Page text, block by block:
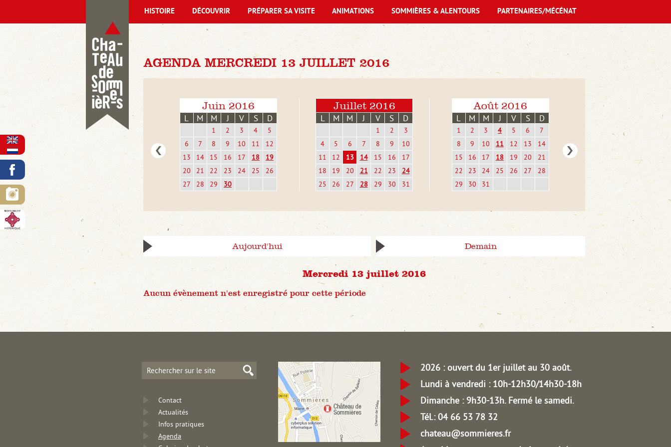
AGENDA MERCREDI 13 JUILLET 2016
Juin 2016
L M M J V S D
1 2 3 4
5
6
7 8 9 10 11
12
13
14 15 16 17 18
19
20
21 22 23 24 25
26
27
28 29 30
Juillet 2016
L M M J V S D
1 2
3
4
5 6 7 8 9
10
11
12 13 14 15 16
17
18
19 20 21 22 23
24
25
26 27 28 29 30 31
Août 2016
L M M J V S D
1 2 3 4 5 6
7
8
9 10 11 12 13
14
15
16 17 18 19 20
21
22
23 24 25 26 27
28
29
30 31
Aujourd'hui Demain
Mercredi 13 juillet 2016
Aucun évènement n'est enregistré pour cette période
HISTOIRE DÉCOUVRIR PRÉPARER SA VISITE ANIMATIONS SOMMIÈRES & ALENTOURS PARTENAIRES/MÉCÉNAT
Contact
Actualités
Infos pratiques
Agenda
2026 : ouvert du 1er juillet au 30 août.
Lundi à vendredi : 10h-12h30/14h30-18h
Dimanche : 9h30-13h. Fermé le samedi.
Tél.: 04 66 53 78 32
chateau@sommieres.fr